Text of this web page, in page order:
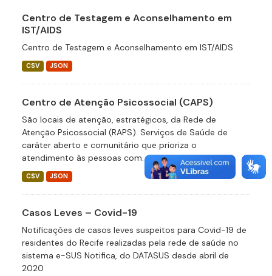
Centro de Testagem e Aconselhamento em
IST/AIDS
Centro de Testagem e Aconselhamento em IST/AIDS
CSV JSON
Centro de Atenção Psicossocial (CAPS)
São locais de atenção, estratégicos, da Rede de
Atenção Psicossocial (RAPS). Serviços de Saúde de
caráter aberto e comunitário que prioriza o
atendimento às pessoas com...
CSV JSON
Casos Leves – Covid-19
Notificações de casos leves suspeitos para Covid-19 de
residentes do Recife realizadas pela rede de saúde no
sistema e-SUS Notifica, do DATASUS desde abril de
2020